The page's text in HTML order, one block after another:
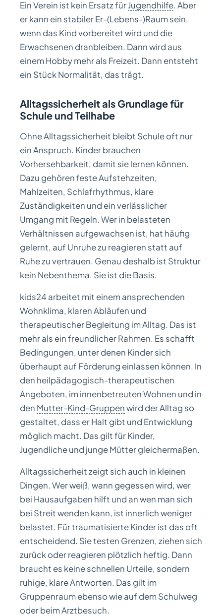
Ein Verein ist kein Ersatz fürJugendhilfe. Aber
er kann ein stabiler Er-(Lebens-)Raum sein,
wenn das Kind vorbereitet wird und die
Erwachsenen dranbleiben. Dann wird aus
einem Hobby mehr als Freizeit. Dann entsteht
ein Stück Normalität, das trägt.
Alltagssicherheit als Grundlage für
Schule und Teilhabe
Ohne Alltagssicherheit bleibt Schule oft nur
ein Anspruch. Kinder brauchen
Vorhersehbarkeit, damit sie lernen können.
Dazu gehören feste Aufstehzeiten,
Mahlzeiten, Schlafrhythmus, klare
Zuständigkeiten und ein verlässlicher
Umgang mit Regeln. Wer in belasteten
Verhältnissen aufgewachsen ist, hat häufig
gelernt, auf Unruhe zu reagieren statt auf
Ruhe zu vertrauen. Genau deshalb ist Struktur
kein Nebenthema. Sie ist die Basis.
kids24 arbeitet mit einem ansprechenden
Wohnklima, klaren Abläufen und
therapeutischer Begleitung im Alltag. Das ist
mehr als ein freundlicher Rahmen. Es schafft
Bedingungen, unter denen Kinder sich
überhaupt auf Förderung einlassen können. In
den heilpädagogisch-therapeutischen
Angeboten, im innenbetreuten Wohnen und in
den Mutter-Kind-Gruppenwird der Alltag so
gestaltet, dass er Halt gibt und Entwicklung
möglich macht. Das gilt für Kinder,
Jugendliche und junge Mütter gleichermaßen.
Alltagssicherheit zeigt sich auch in kleinen
Dingen. Wer weiß, wann gegessen wird, wer
bei Hausaufgaben hilft und an wen man sich
bei Streit wenden kann, ist innerlich weniger
belastet. Für traumatisierte Kinder ist das oft
entscheidend. Sie testen Grenzen, ziehen sich
zurück oder reagieren plötzlich heftig. Dann
braucht es keine schnellen Urteile, sondern
ruhige, klare Antworten. Das gilt im
Gruppenraum ebenso wie auf dem Schulweg
oder beim Arztbesuch.